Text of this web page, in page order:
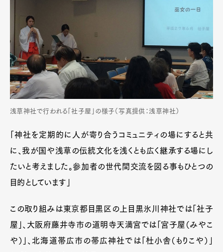
浅草神社で行われる「社子屋」の様子（写真提供：浅草神社）
「神社を定期的に人が寄り合うコミュニティの場にすると共
に、我が国や浅草の伝統文化を浅くとも広く継承する場にし
たいと考えました。参加者の世代間交流を図る事もひとつの
目的としています」
この取り組みは東京都目黒区の上目黒氷川神社では「社子
屋」、大阪府藤井寺市の道明寺天満宮では「宮子屋（みやこ
や）」、北海道帯広市の帯広神社では「杜小舎（もりこや）」